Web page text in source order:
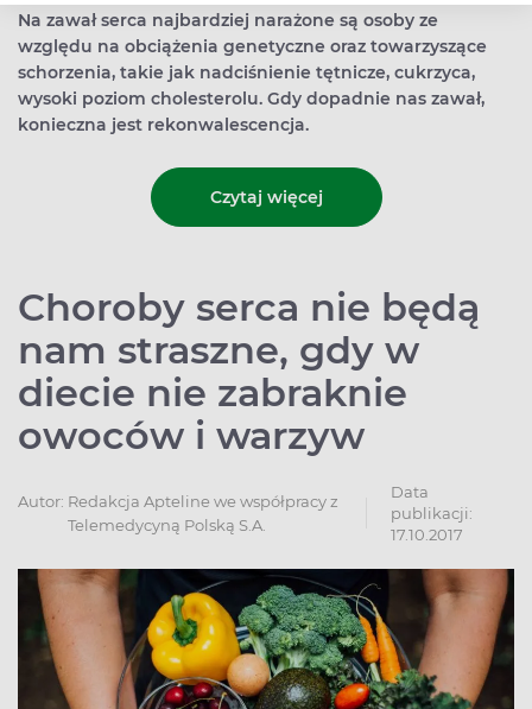
Na zawał serca najbardziej narażone są osoby ze
względu na obciążenia genetyczne oraz towarzyszące
schorzenia, takie jak nadciśnienie tętnicze, cukrzyca,
wysoki poziom cholesterolu. Gdy dopadnie nas zawał,
konieczna jest rekonwalescencja.
Czytaj więcej
Choroby serca nie będą
nam straszne, gdy w
diecie nie zabraknie
owoców i warzyw
Autor: Redakcja Apteline we współpracy z
Telemedycyną Polską S.A.
Data
publikacji:
17.10.2017